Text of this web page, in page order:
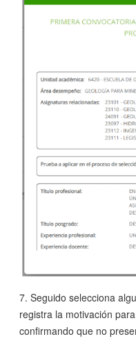
7. Seguido selecciona
registra la motivación
confirmando que no